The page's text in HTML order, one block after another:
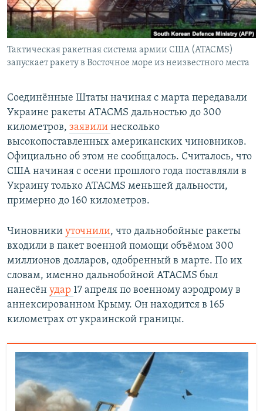
Тактическая ракетная система армии США (ATACMS)
запускает ракету в Восточное море из неизвестного места
Соединённые Штаты начиная с марта передавали
Украине ракеты ATACMS дальностью до 300
километров, заявили несколько
высокопоставленных американских чиновников.
Официально об этом не сообщалось. Считалось, что
США начиная с осени прошлого года поставляли в
Украину только ATACMS меньшей дальности,
примерно до 160 километров.
Чиновники уточнили, что дальнобойные ракеты
входили в пакет военной помощи объёмом 300
миллионов долларов, одобренный в марте. По их
словам, именно дальнобойной ATACMS был
нанесён удар 17 апреля по военному аэродрому в
аннексированном Крыму. Он находится в 165
километрах от украинской границы.